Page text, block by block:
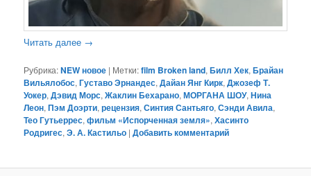
Читать далее →
Рубрика:NEW новое | Метки:film Broken land,Билл Хек,Брайан
Вильялобос,Густаво Эрнандес,Дайан Янг Кирк,Джозеф Т.
Уокер,Дэвид Морс,Жаклин Бехарано,МОРГАНА ШОУ,Нина
Леон,Пэм Доэрти,рецензия,Синтия Сантьяго,Сэнди Авила,
Тео Гутьеррес,фильм «Испорченная земля»,Хасинто
Родригес,Э. А. Кастильо |Добавить комментарий